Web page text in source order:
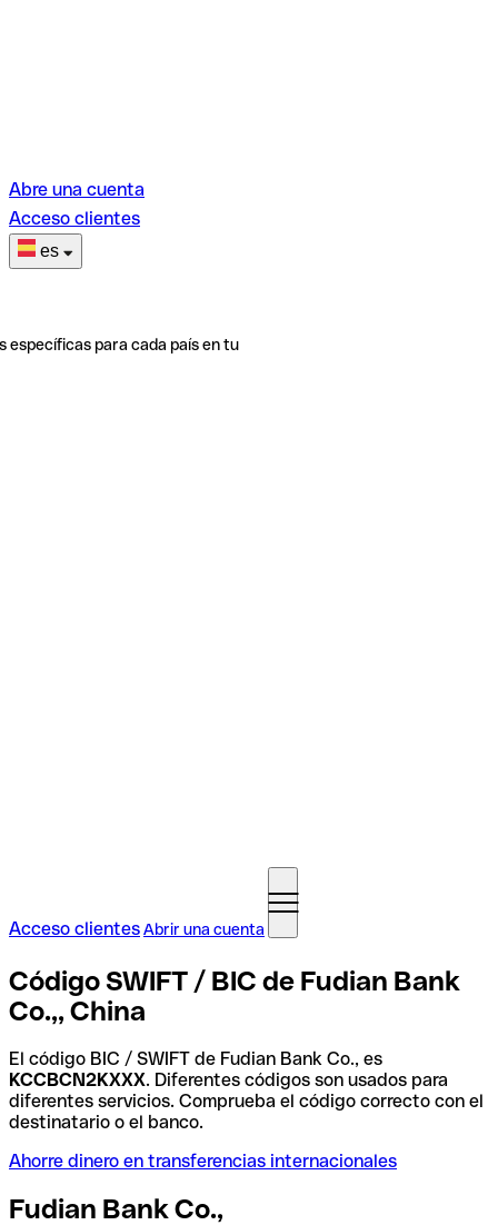
Abre una cuenta
Acceso clientes
es
específicas para cada país en tu
Acceso clientesAbrir una cuenta
Código SWIFT / BIC de Fudian Bank
Co.,, China
El código BIC / SWIFT de Fudian Bank Co., es
KCCBCN2KXXX. Diferentes códigos son usados para
diferentes servicios. Comprueba el código correcto con el
destinatario o el banco.
Ahorre dinero en transferencias internacionales
Fudian Bank Co.,